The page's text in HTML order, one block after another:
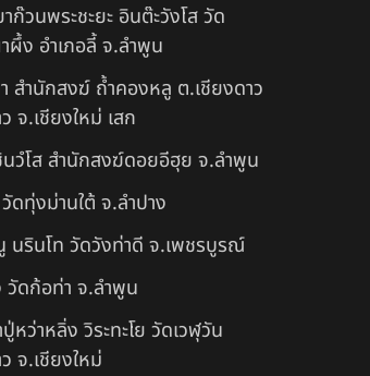
ก๊วนพระชะยะ อินต๊ะวังโส วัด
ผึ้ง อำเภอลี้ จ.ลำพูน
สำนักสงฆ์ ถ้ำคองหลู ต.เชียงดาว
จ.เชียงใหม่ เสก
นวํโส สำนักสงฆ์ดอยอีฮุย จ.ลำพูน
ดทุ่งม่านใต้ จ.ลำปาง
นรินโท วัดวังท่าดี จ.เพชรบูรณ์
วัดก้อท่า จ.ลำพูน
หว่าหลิ่ง วิระทะโย วัดเวฬุวัน
จ.เชียงใหม่